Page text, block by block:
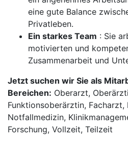
eine gute Balance
Privatleben.
Ein starkes Team : Sie
motivierten und
Zusammenarbeit und
Jetzt suchen wir Sie als
Bereichen: Oberarzt,
Funktionsoberärztin, Facharzt,
Notfallmedizin,
Forschung, Vollzeit, Teilzeit